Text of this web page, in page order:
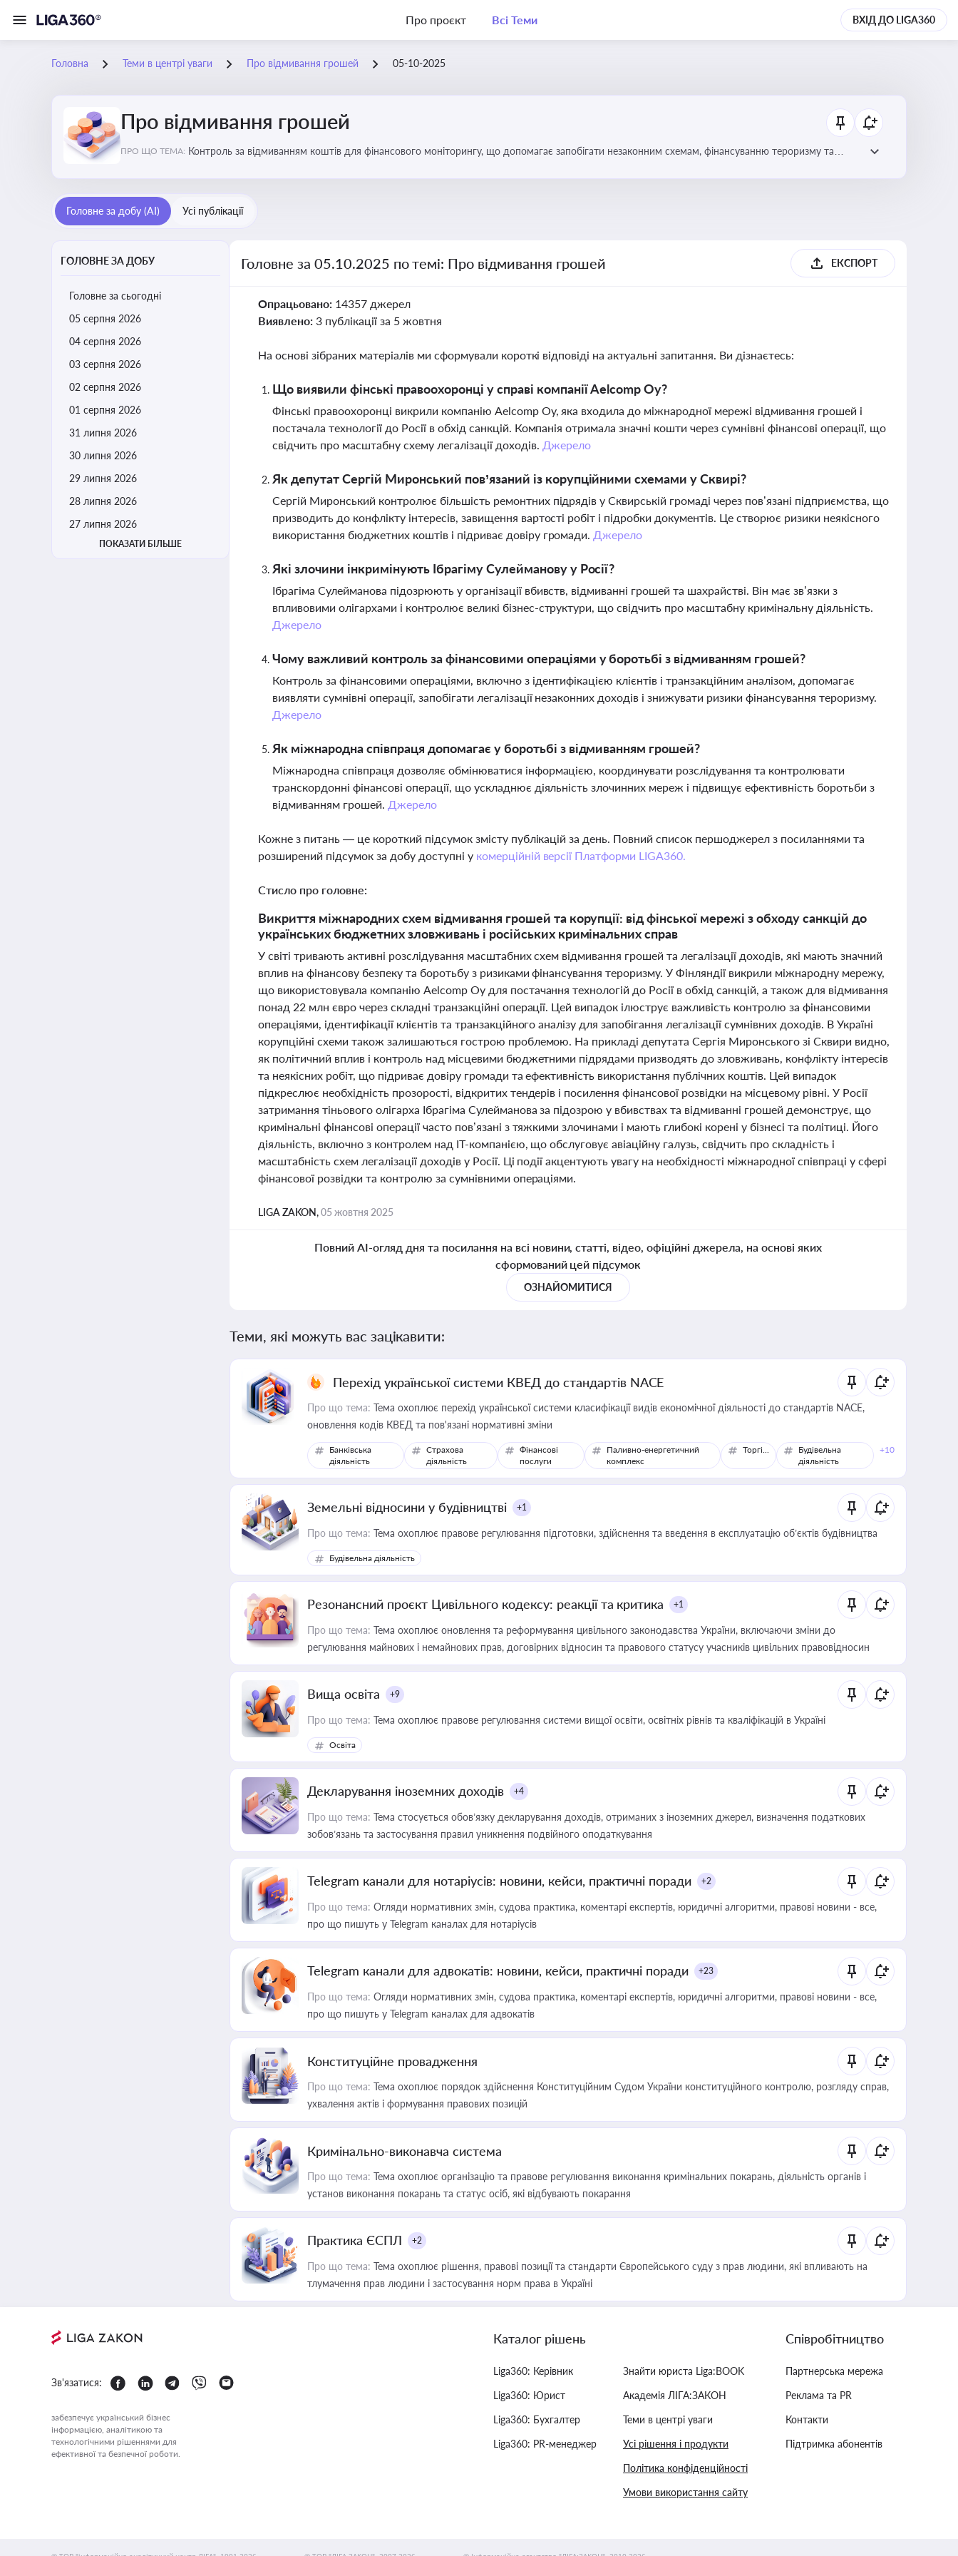
Про проєкт Всі Теми ВХІД ДО LIGA360
Головна Теми в центрі уваги Про відмивання грошей 05-10-2025
Про відмивання грошей
ПРО ЩО ТЕМА: Контроль за відмиванням коштів для фінансового моніторингу, що допомагає запобігати незаконним схемам, фінансуванню тероризму та
Головне за добу (AI) Усі публікації
ГОЛОВНЕ ЗА ДОБУ
Головне за сьогодні
05 серпня 2026
04 серпня 2026
03 серпня 2026
02 серпня 2026
01 серпня 2026
31 липня 2026
30 липня 2026
29 липня 2026
28 липня 2026
27 липня 2026
ПОКАЗАТИ БІЛЬШЕ
Головне за 05.10.2025 по темі: Про відмивання грошей ЕКСПОРТ
Опрацьовано: 14357 джерел
Виявлено: 3 публікації за 5 жовтня
На основі зібраних матеріалів ми сформували короткі відповіді на актуальні запитання. Ви дізнаєтесь:
Що виявили фінські правоохоронці у справі компанії Aelcomp Oy?
Фінські правоохоронці викрили компанію Aelcomp Oy, яка входила до міжнародної мережі відмивання грошей і
постачала технології до Росії в обхід санкцій. Компанія отримала значні кошти через сумнівні фінансові операції, що
свідчить про масштабну схему легалізації доходів. Джерело
Як депутат Сергій Миронський пов’язаний із корупційними схемами у Сквирі?
Сергій Миронський контролює більшість ремонтних підрядів у Сквирській громаді через пов’язані підприємства, що
призводить до конфлікту інтересів, завищення вартості робіт і підробки документів. Це створює ризики неякісного
використання бюджетних коштів і підриває довіру громади. Джерело
Які злочини інкримінують Ібрагіму Сулейманову у Росії?
Ібрагіма Сулейманова підозрюють у організації вбивств, відмиванні грошей та шахрайстві. Він має зв’язки з
впливовими олігархами і контролює великі бізнес-структури, що свідчить про масштабну кримінальну діяльність.
Джерело
Чому важливий контроль за фінансовими операціями у боротьбі з відмиванням грошей?
Контроль за фінансовими операціями, включно з ідентифікацією клієнтів і транзакційним аналізом, допомагає
виявляти сумнівні операції, запобігати легалізації незаконних доходів і знижувати ризики фінансування тероризму.
Джерело
Як міжнародна співпраця допомагає у боротьбі з відмиванням грошей?
Міжнародна співпраця дозволяє обмінюватися інформацією, координувати розслідування та контролювати
транскордонні фінансові операції, що ускладнює діяльність злочинних мереж і підвищує ефективність боротьби з
відмиванням грошей. Джерело
Кожне з питань — це короткий підсумок змісту публікацій за день. Повний список першоджерел з посиланнями та
розширений підсумок за добу доступні у комерційній версії Платформи LIGA360.
Стисло про головне:
Викриття міжнародних схем відмивання грошей та корупції: від фінської мережі з обходу санкцій до
українських бюджетних зловживань і російських кримінальних справ
У світі тривають активні розслідування масштабних схем відмивання грошей та легалізації доходів, які мають значний
вплив на фінансову безпеку та боротьбу з ризиками фінансування тероризму. У Фінляндії викрили міжнародну мережу,
що використовувала компанію Aelcomp Oy для постачання технологій до Росії в обхід санкцій, а також для відмивання
понад 22 млн євро через складні транзакційні операції. Цей випадок ілюструє важливість контролю за фінансовими
операціями, ідентифікації клієнтів та транзакційного аналізу для запобігання легалізації сумнівних доходів. В Україні
корупційні схеми також залишаються гострою проблемою. На прикладі депутата Сергія Миронського зі Сквири видно,
як політичний вплив і контроль над місцевими бюджетними підрядами призводять до зловживань, конфлікту інтересів
та неякісних робіт, що підриває довіру громади та ефективність використання публічних коштів. Цей випадок
підкреслює необхідність прозорості, відкритих тендерів і посилення фінансової розвідки на місцевому рівні. У Росії
затримання тіньового олігарха Ібрагіма Сулейманова за підозрою у вбивствах та відмиванні грошей демонструє, що
кримінальні фінансові операції часто пов’язані з тяжкими злочинами і мають глибокі корені у бізнесі та політиці. Його
діяльність, включно з контролем над IT-компанією, що обслуговує авіаційну галузь, свідчить про складність і
масштабність схем легалізації доходів у Росії. Ці події акцентують увагу на необхідності міжнародної співпраці у сфері
фінансової розвідки та контролю за сумнівними операціями.
LIGA ZAKON,05 жовтня 2025
Повний AI-огляд дня та посилання на всі новини, статті, відео, офіційні джерела, на основі яких
сформований цей підсумок
ОЗНАЙОМИТИСЯ
Теми, які можуть вас зацікавити:
Перехід української системи КВЕД до стандартів NACE
Про що тема: Тема охоплює перехід української системи класифікації видів економічної діяльності до стандартів NACE,
оновлення кодів КВЕД та пов'язані нормативні зміни
Банківська
діяльність
Страхова
діяльність
Фінансові
послуги
Паливно-енергетичний
комплекс
Торгівля
Будівельна
діяльність
+10
Земельні відносини у будівництві +1
Про що тема: Тема охоплює правове регулювання підготовки, здійснення та введення в експлуатацію об’єктів будівництва
Будівельна діяльність
Резонансний проєкт Цивільного кодексу: реакції та критика +1
Про що тема: Тема охоплює оновлення та реформування цивільного законодавства України, включаючи зміни до
регулювання майнових і немайнових прав, договірних відносин та правового статусу учасників цивільних правовідносин
Вища освіта +9
Про що тема: Тема охоплює правове регулювання системи вищої освіти, освітніх рівнів та кваліфікацій в Україні
Освіта
Декларування іноземних доходів +4
Про що тема: Тема стосується обов’язку декларування доходів, отриманих з іноземних джерел, визначення податкових
зобов’язань та застосування правил уникнення подвійного оподаткування
Telegram канали для нотаріусів: новини, кейси, практичні поради +2
Про що тема: Огляди нормативних змін, судова практика, коментарі експертів, юридичні алгоритми, правові новини - все,
про що пишуть у Telegram каналах для нотаріусів
Telegram канали для адвокатів: новини, кейси, практичні поради +23
Про що тема: Огляди нормативних змін, судова практика, коментарі експертів, юридичні алгоритми, правові новини - все,
про що пишуть у Telegram каналах для адвокатів
Конституційне провадження
Про що тема: Тема охоплює порядок здійснення Конституційним Судом України конституційного контролю, розгляду справ,
ухвалення актів і формування правових позицій
Кримінально-виконавча система
Про що тема: Тема охоплює організацію та правове регулювання виконання кримінальних покарань, діяльність органів і
установ виконання покарань та статус осіб, які відбувають покарання
Практика ЄСПЛ +2
Про що тема: Тема охоплює рішення, правові позиції та стандарти Європейського суду з прав людини, які впливають на
тлумачення прав людини і застосування норм права в Україні
Зв'язатися:
забезпечує український бізнес
інформацією, аналітикою та
технологічними рішеннями для
ефективної та безпечної роботи.
Каталог рішень
Liga360: Керівник
Liga360: Юрист
Liga360: Бухгалтер
Liga360: PR-менеджер
Знайти юриста Liga:BOOK
Академія ЛІГА:ЗАКОН
Теми в центрі уваги
Усі рішення і продукти
Політика конфіденційності
Умови використання сайту
Співробітництво
Партнерська мережа
Реклама та PR
Контакти
Підтримка абонентів